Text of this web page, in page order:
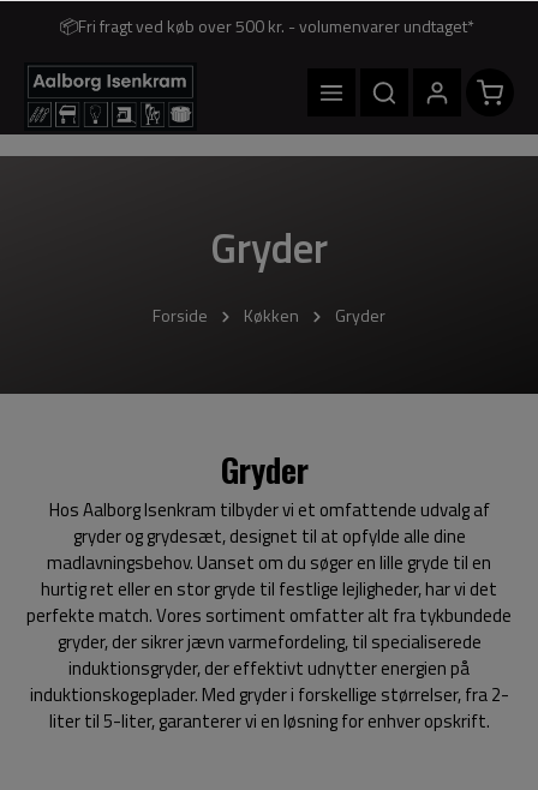
📦Fri fragt ved køb over 500 kr. - volumenvarer undtaget*
Gryder
Forside Køkken Gryder
Gryder
Hos Aalborg Isenkram tilbyder vi et omfattende udvalg af
gryder og grydesæt, designet til at opfylde alle dine
madlavningsbehov. Uanset om du søger en lille gryde til en
hurtig ret eller en stor gryde til festlige lejligheder, har vi det
perfekte match. Vores sortiment omfatter alt fra tykbundede
gryder, der sikrer jævn varmefordeling, til specialiserede
induktionsgryder, der effektivt udnytter energien på
induktionskogeplader. Med gryder i forskellige størrelser, fra 2-
liter til 5-liter, garanterer vi en løsning for enhver opskrift.